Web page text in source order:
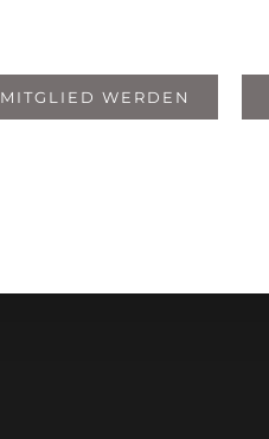
MITGLIED WERDEN